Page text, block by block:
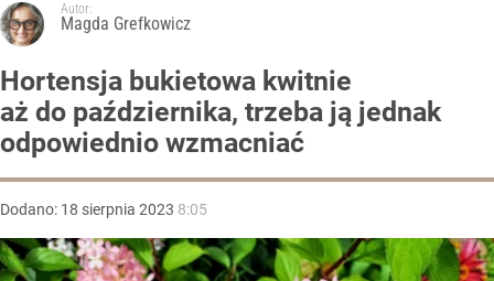
Autor:
Magda Grefkowicz
Hortensja bukietowa kwitnie
aż do października, trzeba ją jednak
odpowiednio wzmacniać
Dodano: 18 sierpnia 2023 8:05